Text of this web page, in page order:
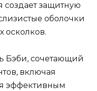
защитную
оболочки
осколков.
Бэби, сочетающий
включая
эффективным